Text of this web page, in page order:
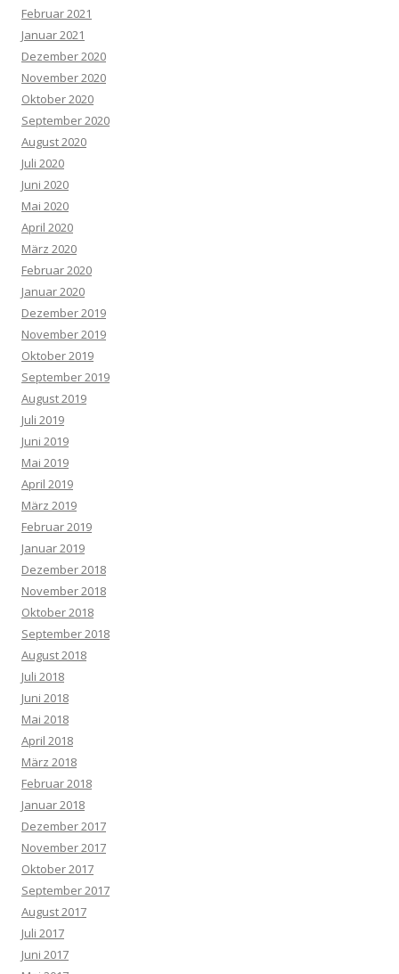
Februar 2021
Januar 2021
Dezember 2020
November 2020
Oktober 2020
September 2020
August 2020
Juli 2020
Juni 2020
Mai 2020
April 2020
März 2020
Februar 2020
Januar 2020
Dezember 2019
November 2019
Oktober 2019
September 2019
August 2019
Juli 2019
Juni 2019
Mai 2019
April 2019
März 2019
Februar 2019
Januar 2019
Dezember 2018
November 2018
Oktober 2018
September 2018
August 2018
Juli 2018
Juni 2018
Mai 2018
April 2018
März 2018
Februar 2018
Januar 2018
Dezember 2017
November 2017
Oktober 2017
September 2017
August 2017
Juli 2017
Juni 2017